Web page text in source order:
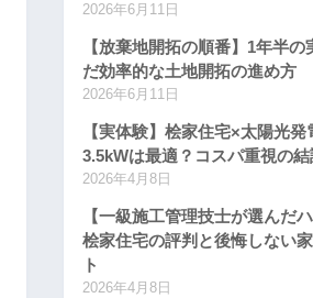
2026年6月11日
【放棄地開拓の順番】1年半
だ効率的な土地開拓の進め方
2026年6月11日
【実体験】桧家住宅×太陽光発
3.5kWは最適？コスパ重視の結
2026年4月8日
【一級施工管理技士が選んだ
桧家住宅の評判と後悔しない
ト
2026年4月8日